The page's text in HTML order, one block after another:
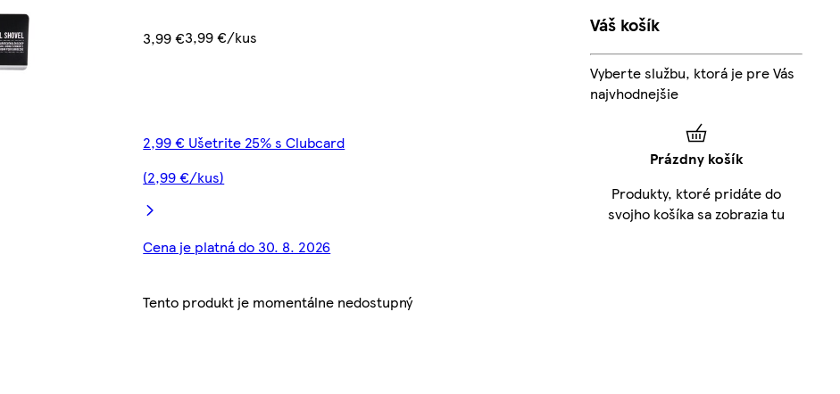
3,99 €3,99 €/kus
2,99 € Ušetrite 25% s Clubcard
(2,99 €/kus)
Cena je platná do 30. 8. 2026
Tento produkt je momentálne nedostupný
Váš košík
Vyberte službu, ktorá je pre Vás
najvhodnejšie
Prázdny košík
Produkty, ktoré pridáte do
svojho košíka sa zobrazia tu